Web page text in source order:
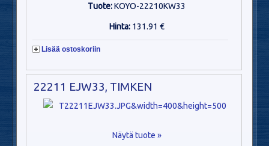
Tuote:KOYO-22210KW33
Hinta: 131.91 €
Lisää ostoskoriin
22211 EJW33, TIMKEN
Näytä tuote »